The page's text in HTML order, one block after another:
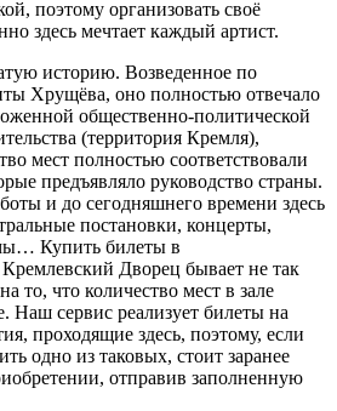
поэтому организовать своё
здесь мечтает каждый артист.
историю. Возведенное по
Хрущёва, оно полностью отвечало
общественно-политической
(территория Кремля),
мест полностью соответствовали
предъявляло руководство страны.
и до сегодняшнего времени здесь
постановки, концерты,
Купить билеты в
Дворец бывает не так
то, что количество мест в зале
Наш сервис реализует билеты на
проходящие здесь, поэтому, если
одно из таковых, стоит заранее
отправив заполненную